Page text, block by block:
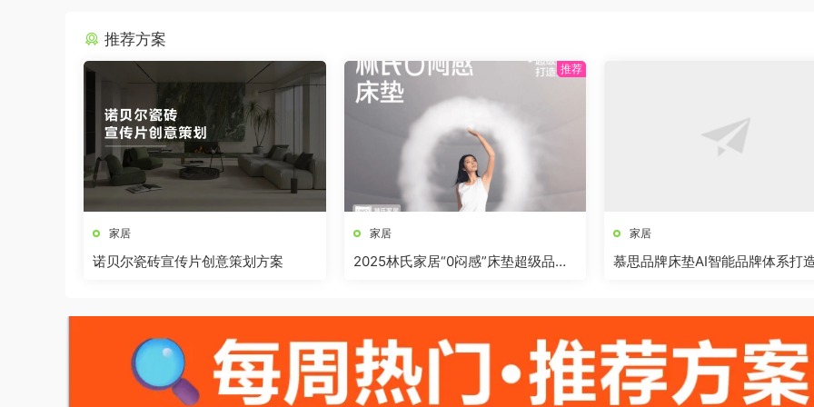
推荐方案
家居
诺贝尔瓷砖宣传片创意策划方案
家居
2025林氏家居“0闷感”床垫超级品类
家居
慕思品牌床垫AI智能品牌体系打